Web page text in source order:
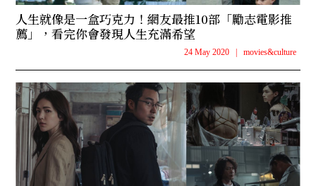
人生就像是一盒巧克力！網友最推10部「勵志電影推
薦」，看完你會發現人生充滿希望
24 May 2020 | movies&culture